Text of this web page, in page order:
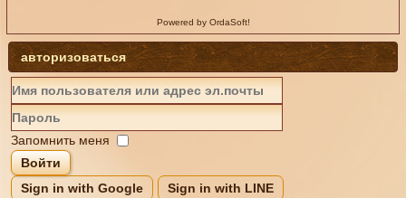
Powered by OrdaSoft!
авторизоваться
Запомнить меня
Войти
Sign in with Google
Sign in with LINE